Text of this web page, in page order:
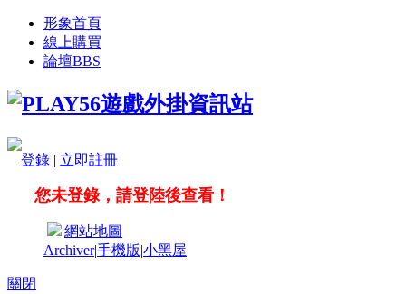
形象首頁
線上購買
論壇BBS
登錄 | 立即註冊
您未登錄，請登陸後查看！
|網站地圖
Archiver|手機版|小黑屋|
關閉